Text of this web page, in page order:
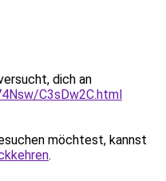
dich an
C3sDw2C.html
möchtest, kannst
.